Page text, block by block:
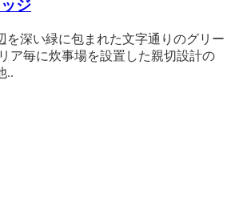
ジ
を深い緑に包まれた文字通りのグリー
ア毎に炊事場を設置した親切設計の
..